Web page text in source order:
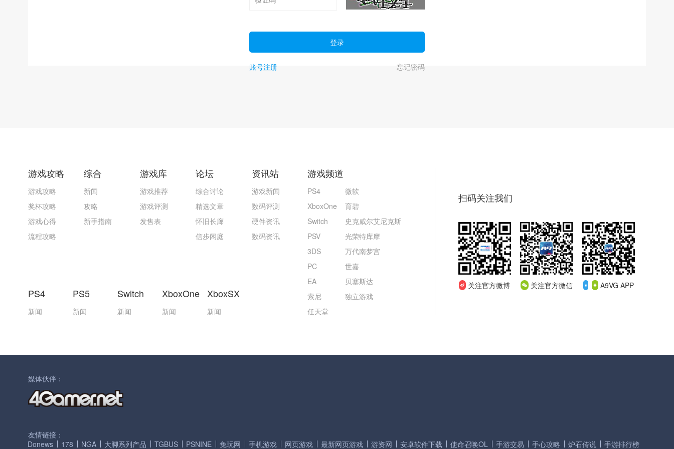
登录
账号注册 忘记密码
游戏攻略
游戏攻略
奖杯攻略
游戏心得
流程攻略
综合
新闻
攻略
新手指南
游戏库
游戏推荐
游戏评测
发售表
论坛
综合讨论
精选文章
怀旧长廊
信步闲庭
PS4
新闻
PS5
新闻
Switch
新闻
XboxOne
新闻
XboxSX
新闻
资讯站
游戏新闻
数码评测
硬件资讯
数码资讯
游戏频道
PS4
XboxOne
Switch
PSV
3DS
PC
EA
索尼
任天堂
微软
育碧
史克威尔艾尼克斯
光荣特库摩
万代南梦宫
世嘉
贝塞斯达
独立游戏
扫码关注我们
关注官方微博 关注官方微信 A9VG APP
媒体伙伴：
友情链接：
Donews
178 NGA 大脚系列产品 TGBUS PSNINE 兔玩网 手机游戏 网页游戏 最新网页游戏 游资网 安卓软件下载 使命召唤OL 手游交易 手心攻略 炉石传说 手游排行榜